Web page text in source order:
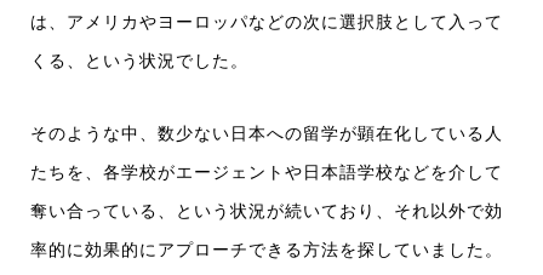
は、アメリカやヨーロッパなどの次に選択肢として入って
くる、という状況でした。
そのような中、数少ない日本への留学が顕在化している人
たちを、各学校がエージェントや日本語学校などを介して
奪い合っている、という状況が続いており、それ以外で効
率的に効果的にアプローチできる方法を探していました。